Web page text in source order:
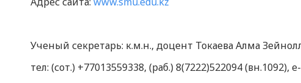
Ученый секретарь: к.м.н., доцент Токаева Алма
тел: (сот.) +77013559338, (раб.) 8(7222)522094 (вн.1092),